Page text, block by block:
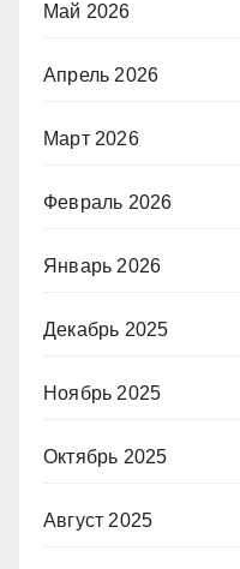
Май 2026
Апрель 2026
Март 2026
Февраль 2026
Январь 2026
Декабрь 2025
Ноябрь 2025
Октябрь 2025
Август 2025